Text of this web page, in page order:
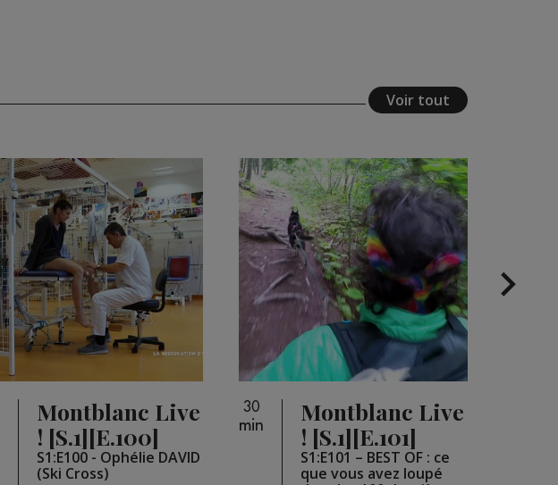
Voir tout
Montblanc Live
! [S.1][E.100]
S1:E100 - Ophélie DAVID
(Ski Cross)
30
min
Montblanc Live
! [S.1][E.101]
S1:E101 – BEST OF : ce
que vous avez loupé